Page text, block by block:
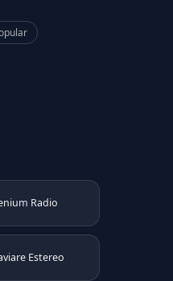
Radio
Estereo